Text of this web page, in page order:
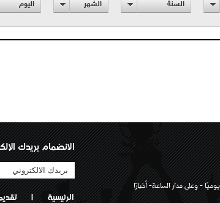
السنة الشهر اليوم
- وعلى مدار الساعة- أخبارًا
الانضمام بريدك
الرئيسية |